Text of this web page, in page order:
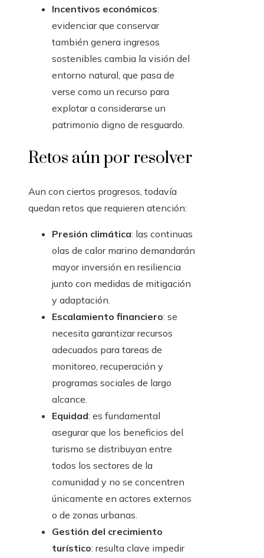
Incentivos económicos:
evidenciar que conservar
también genera ingresos
sostenibles cambia la visión del
entorno natural, que pasa de
verse como un recurso para
explotar a considerarse un
patrimonio digno de resguardo.
Retos aún por resolver
Aun con ciertos progresos, todavía
quedan retos que requieren atención:
Presión climática: las continuas
olas de calor marino demandarán
mayor inversión en resiliencia
junto con medidas de mitigación
y adaptación.
Escalamiento financiero: se
necesita garantizar recursos
adecuados para tareas de
monitoreo, recuperación y
programas sociales de largo
alcance.
Equidad: es fundamental
asegurar que los beneficios del
turismo se distribuyan entre
todos los sectores de la
comunidad y no se concentren
únicamente en actores externos
o de zonas urbanas.
Gestión del crecimiento
turístico: resulta clave impedir